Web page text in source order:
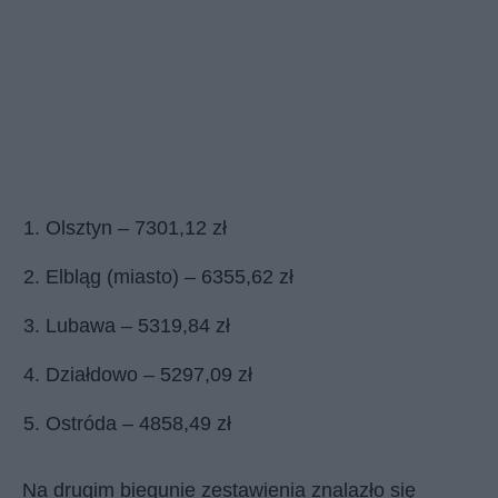
Olsztyn – 7301,12 zł
Elbląg (miasto) – 6355,62 zł
Lubawa – 5319,84 zł
Działdowo – 5297,09 zł
Ostróda – 4858,49 zł
Na drugim biegunie zestawienia znalazło się